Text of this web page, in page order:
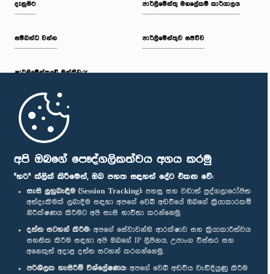
අපි ඔබගේ පෞද්ගලිකත්වය අගය කරමු
"හරි" ක්ලික් කිරීමෙන්, ඔබ පහත සඳහන් දේට එකඟ වේ:
සැසි ලුහුබැඳීම (Session Tracking): පහසු සහ වඩාත් පුද්ගලාරෝපිත
අත්දැකීමක් ලබාදීම සඳහා අපගේ වෙබ් අඩවියේ ඔබගේ ක්‍රියාකාරකම්
නිරීක්ෂණය කිරීමට අපි සැසි භාවිතා කරන්නෙමු.
දත්ත සටහන් කිරීම: අපගේ සේවාවන්හි ආරක්ෂාව සහ ක්‍රියාකාරීත්වය
සහතික කිරීම සඳහා අපි ඔබගේ IP ලිපිනය, උපාංග විස්තර සහ
අනෙකුත් අදාළ දත්ත සටහන් කරගන්නෙමු.
පරිශීලක හැසිරීම් විශ්ලේෂණය: අපගේ වෙබ් අඩවිය වැඩිදියුණු කිරීම
දැනුමට
සම්බන්ධ වන්න
පාර්ලි‌මේන්තුවේ මන්ත්‍රීවරු
මුල් පිටුව
පාර්ලිමේන්තු මහලේකම් කාර්යාලය
පාර්ලිමේන්තුව සජීවීව
පාර්ලිමේන්තු ජංගම යෙදුම
අප හා සම්බන්ධ වී සිටින්න :
සම්මාන